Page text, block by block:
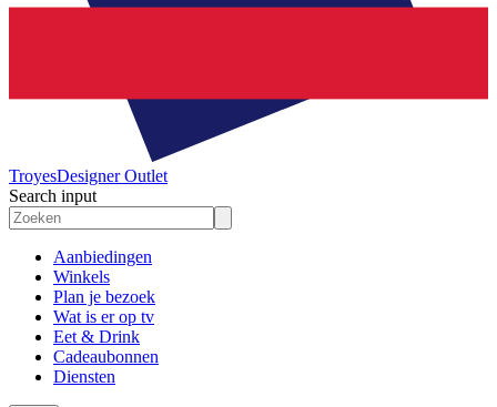
TroyesDesigner Outlet
Search input
Aanbiedingen
Winkels
Plan je bezoek
Wat is er op tv
Eet & Drink
Cadeaubonnen
Diensten